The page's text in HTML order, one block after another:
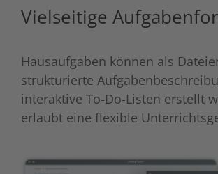
Vielseitige
Hausaufgaben können als
strukturierte
interaktive To-Do-Listen erstellt
erlaubt eine flexible